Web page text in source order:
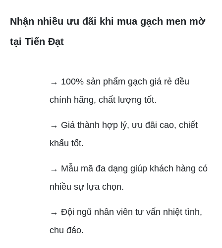
Nhận nhiều ưu đãi khi mua gạch men mờ
tại Tiến Đạt
→ 100% sản phẩm gạch giá rẻ đều
chính hãng, chất lượng tốt.
→ Giá thành hợp lý, ưu đãi cao, chiết
khấu tốt.
→ Mẫu mã đa dạng giúp khách hàng có
nhiều sự lựa chọn.
→ Đội ngũ nhân viên tư vấn nhiệt tình,
chu đáo.